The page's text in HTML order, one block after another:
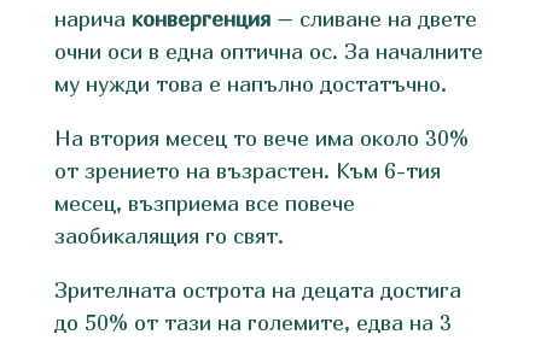
нарича конвергенция– сливане на двете
очни оси в една оптична ос. За началните
му нужди това е напълно достатъчно.
На втория месец то вече има около 30%
от зрението на възрастен. Към 6-тия
месец, възприема все повече
заобикалящия го свят.
Зрителната острота на децата достига
до 50% от тази на големите, едва на 3